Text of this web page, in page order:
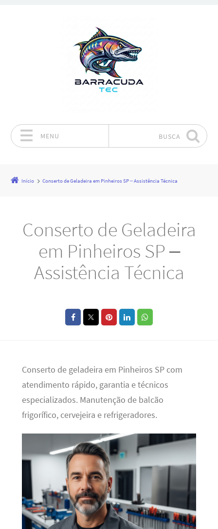
MENU BUSCA
Início Conserto de Geladeira em Pinheiros SP – Assistência Técnica
Conserto de Geladeira
em Pinheiros SP –
Assistência Técnica
Conserto de geladeira em Pinheiros SP com
atendimento rápido, garantia e técnicos
especializados. Manutenção de balcão
frigorífico, cervejeira e refrigeradores.